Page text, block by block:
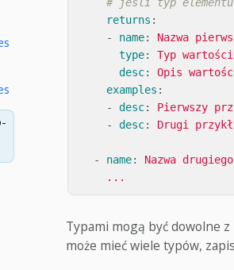
# jeśli typ
returns :
-
name:
Nazwa
type:
Typ
desc:
Opis
examples :
-
desc:
Pierwszy
-
desc: Drugi
- name:
Nazwa
...
Typami mogą być dowolne z
może mieć wiele typów,